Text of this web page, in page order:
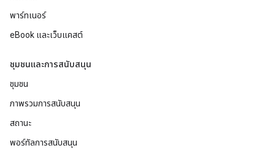
พาร์ทเนอร์
eBook และเว็บแคสต์
ชุมชนและการสนับสนุน
ชุมชน
ภาพรวมการสนับสนุน
สถานะ
พอร์ทัลการสนับสนุน